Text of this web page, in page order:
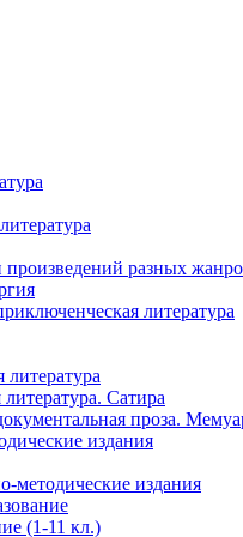
разных
литература
литература
Сатира
проза.
издания
методические издания
(1-11 кл.)